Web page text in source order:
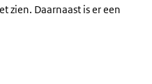
Daarnaast is er een